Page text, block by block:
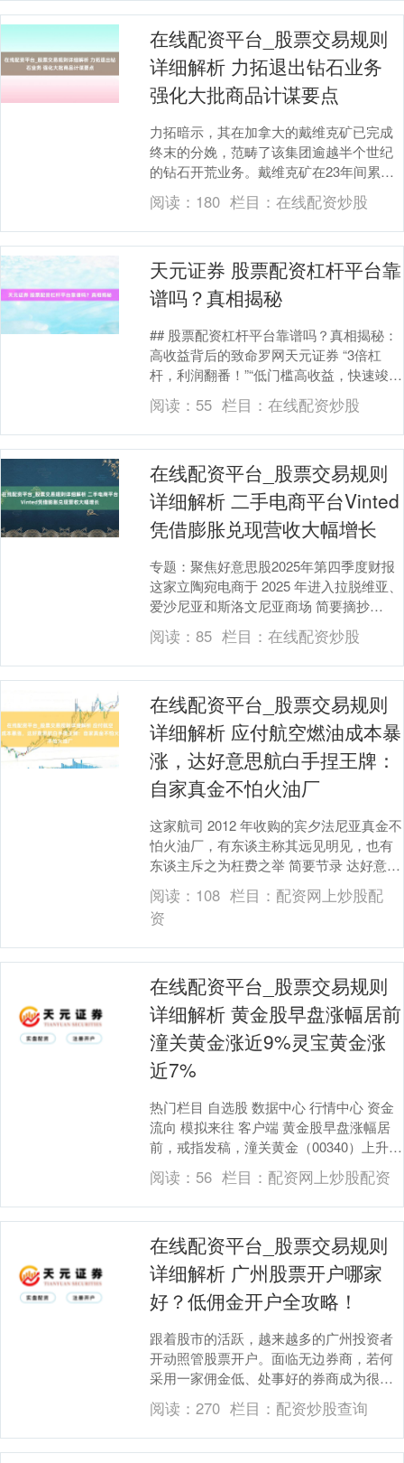
在线配资平台_股票交易规则
详细解析 力拓退出钻石业务
强化大批商品计谋要点
力拓暗示，其在加拿大的戴维克矿已完成
终末的分娩，范畴了该集团逾越半个世纪
的钻石开荒业务。戴维克矿在23年间累计
产出逾越1.5亿克拉钻石，力拓暗示矿区复
垦责任将捏....
阅读： 180 栏目： 在线配资炒股
天元证券 股票配资杠杆平台靠
谱吗？真相揭秘
## 股票配资杠杆平台靠谱吗？真相揭秘：
高收益背后的致命罗网天元证券 “3倍杠
杆，利润翻番！”“低门槛高收益，快速竣事
资产解放！”如今，万般股票配资平台的告
白充....
阅读： 55 栏目： 在线配资炒股
在线配资平台_股票交易规则
详细解析 二手电商平台Vinted
凭借膨胀兑现营收大幅增长
专题：聚焦好意思股2025年第四季度财报
这家立陶宛电商于 2025 年进入拉脱维亚、
爱沙尼亚和斯洛文尼亚商场 简要摘抄
Vinted 2025 年营收增长 3....
阅读：85 栏目： 在线配资炒股
在线配资平台_股票交易规则
详细解析 应付航空燃油成本暴
涨，达好意思航白手捏王牌：
自家真金不怕火油厂
这家航司 2012 年收购的宾夕法尼亚真金不
怕火油厂，有东谈主称其远见明见，也有
东谈主斥之为枉费之举 简要节录 达好意思
航空位于宾夕法尼亚州的真金不怕火油
厂，将....
阅读： 108 栏目： 配资网上炒股配
资
在线配资平台_股票交易规则
详细解析 黄金股早盘涨幅居前
潼关黄金涨近9%灵宝黄金涨
近7%
热门栏目 自选股 数据中心 行情中心 资金
流向 模拟来往 客户端 黄金股早盘涨幅居
前，戒指发稿，潼关黄金（00340）上升
8.65%，报3.14港元；灵宝黄金（....
阅读： 56 栏目： 配资网上炒股配资
在线配资平台_股票交易规则
详细解析 广州股票开户哪家
好？低佣金开户全攻略！
跟着股市的活跃，越来越多的广州投资者
开动照管股票开户。面临无边券商，若何
采用一家佣金低、处事好的券商成为很多
外行投资者的关键问题。本文将为您详备
显露广州股票开户....
阅读：270 栏目： 配资炒股查询